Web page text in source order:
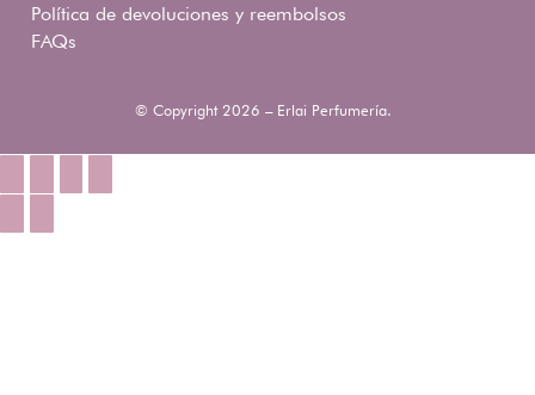
Política de devoluciones y reembolsos
FAQs
© Copyright 2026 – Erlai Perfumería.